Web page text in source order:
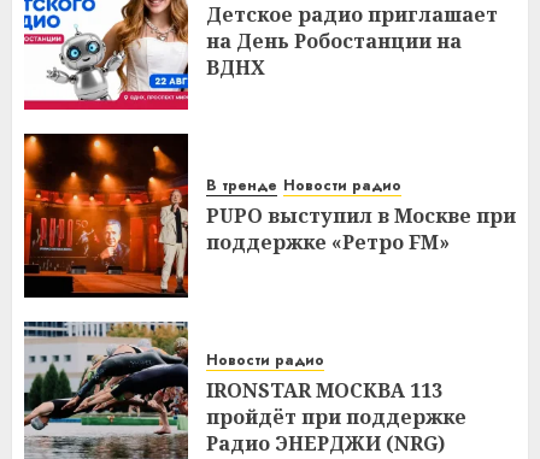
Детское радио приглашает
на День Робостанции на
ВДНХ
В тренде Новости радио
PUPO выступил в Москве при
поддержке «Ретро FM»
Новости радио
IRONSTAR МОСКВА 113
пройдёт при поддержке
Радио ЭНЕРДЖИ (NRG)